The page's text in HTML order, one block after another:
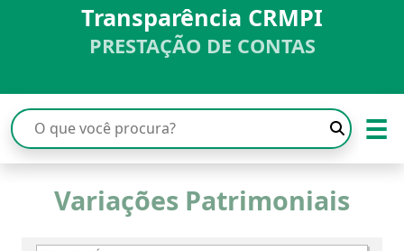
Transparência CRMPI
PRESTAÇÃO DE CONTAS
☰
Variações Patrimoniais